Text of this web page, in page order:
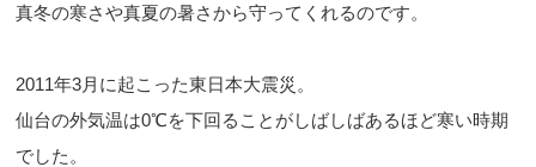
真冬の寒さや真夏の暑さから守ってくれるのです。
2011年3月に起こった東日本大震災。
仙台の外気温は0℃を下回ることがしばしばあるほど寒い時期
でした。